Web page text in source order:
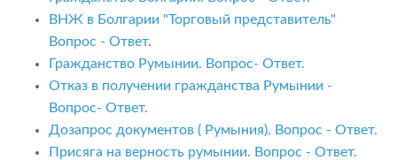
ВНЖ в Болгарии "Торговый представитель"
Вопрос - Ответ.
Гражданство Румынии. Вопрос- Ответ.
Отказ в получении гражданства Румынии -
Вопрос- Ответ.
Дозапрос документов ( Румыния). Вопрос - Ответ.
Присяга на верность румынии. Вопрос - Ответ.